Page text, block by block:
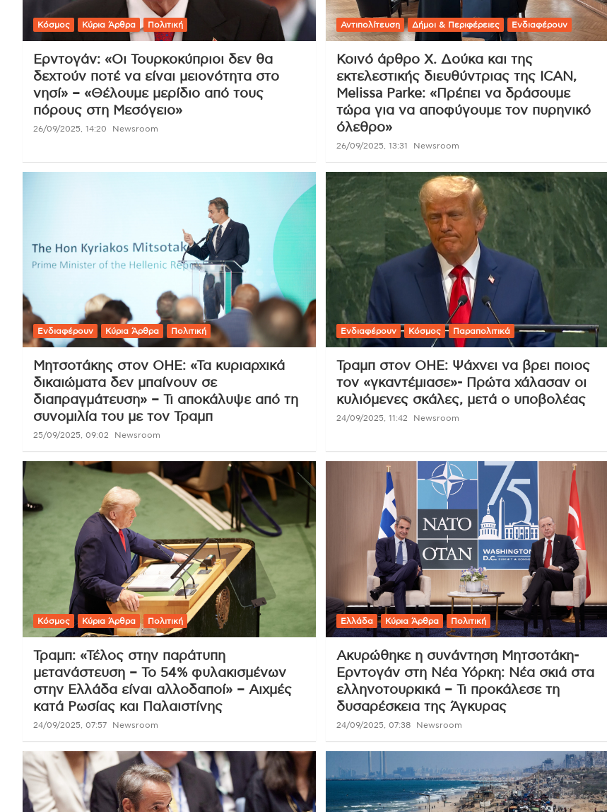
Κόσμος Κύρια Άρθρα Πολιτική
Ερντογάν: «Οι Τουρκοκύπριοι δεν θα
δεχτούν ποτέ να είναι μειονότητα στο
νησί» – «Θέλουμε μερίδιο από τους
πόρους στη Μεσόγειο»
26/09/2025, 14:20 Newsroom
Αντιπολίτευση Δήμοι & Περιφέρειες Ενδιαφέρουν
Κοινό άρθρο Χ. Δούκα και της
εκτελεστικής διευθύντριας της ICAN,
Melissa Parke: «Πρέπει να δράσουμε
τώρα για να αποφύγουμε τον πυρηνικό
όλεθρο»
26/09/2025, 13:31 Newsroom
Ενδιαφέρουν Κύρια Άρθρα Πολιτική
Μητσοτάκης στον ΟΗΕ: «Τα κυριαρχικά
δικαιώματα δεν μπαίνουν σε
διαπραγμάτευση» – Τι αποκάλυψε από τη
συνομιλία του με τον Τραμπ
25/09/2025, 09:02 Newsroom
Ενδιαφέρουν Κόσμος Παραπολιτικά
Τραμπ στον ΟΗΕ: Ψάχνει να βρει ποιος
τον «γκαντέμιασε»- Πρώτα χάλασαν οι
κυλιόμενες σκάλες, μετά ο υποβολέας
24/09/2025, 11:42 Newsroom
Κόσμος Κύρια Άρθρα Πολιτική
Τραμπ: «Τέλος στην παράτυπη
μετανάστευση – Το 54% φυλακισμένων
στην Ελλάδα είναι αλλοδαποί» – Αιχμές
κατά Ρωσίας και Παλαιστίνης
24/09/2025, 07:57 Newsroom
Ελλάδα Κύρια Άρθρα Πολιτική
Ακυρώθηκε η συνάντηση Μητσοτάκη-
Ερντογάν στη Νέα Υόρκη: Νέα σκιά στα
ελληνοτουρκικά – Τι προκάλεσε τη
δυσαρέσκεια της Άγκυρας
24/09/2025, 07:38 Newsroom